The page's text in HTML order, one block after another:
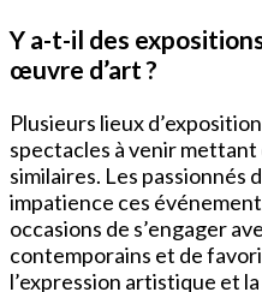
Y a-t-il des
œuvre d’art ?
Plusieurs lieux
spectacles à venir
similaires. Les passionnés
impatience ces
occasions de s’engager
contemporains et de
l’expression artistique et